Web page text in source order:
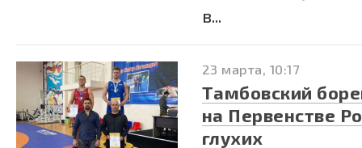
в...
23 марта, 10:17
Тамбовский
на Первенстве
глухих